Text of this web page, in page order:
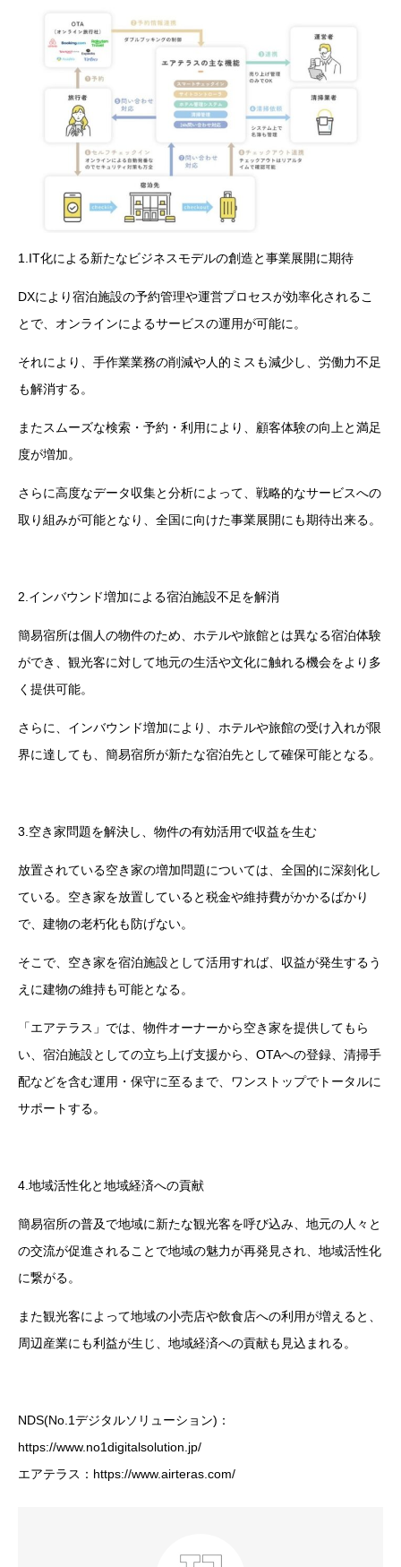
1.IT化による新たなビジネスモデルの創造と事業展開に期待
DXにより宿泊施設の予約管理や運営プロセスが効率化されるこ
とで、オンラインによるサービスの運用が可能に。
それにより、手作業業務の削減や人的ミスも減少し、労働力不足
も解消する。
またスムーズな検索・予約・利用により、顧客体験の向上と満足
度が増加。
さらに高度なデータ収集と分析によって、戦略的なサービスへの
取り組みが可能となり、全国に向けた事業展開にも期待出来る。
2.インバウンド増加による宿泊施設不足を解消
簡易宿所は個人の物件のため、ホテルや旅館とは異なる宿泊体験
ができ、観光客に対して地元の生活や文化に触れる機会をより多
く提供可能。
さらに、インバウンド増加により、ホテルや旅館の受け入れが限
界に達しても、簡易宿所が新たな宿泊先として確保可能となる。
3.空き家問題を解決し、物件の有効活用で収益を生む
放置されている空き家の増加問題については、全国的に深刻化し
ている。空き家を放置していると税金や維持費がかかるばかり
で、建物の老朽化も防げない。
そこで、空き家を宿泊施設として活用すれば、収益が発生するう
えに建物の維持も可能となる。
「エアテラス」では、物件オーナーから空き家を提供してもら
い、宿泊施設としての立ち上げ支援から、OTAへの登録、清掃手
配などを含む運用・保守に至るまで、ワンストップでトータルに
サポートする。
4.地域活性化と地域経済への貢献
簡易宿所の普及で地域に新たな観光客を呼び込み、地元の人々と
の交流が促進されることで地域の魅力が再発見され、地域活性化
に繋がる。
また観光客によって地域の小売店や飲食店への利用が増えると、
周辺産業にも利益が生じ、地域経済への貢献も見込まれる。
NDS(No.1デジタルソリューション)：
https://www.no1digitalsolution.jp/
エアテラス：https://www.airteras.com/